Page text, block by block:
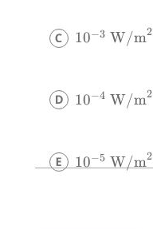
10−3 W/m2
10−4 W/m2
10−5 W/m2